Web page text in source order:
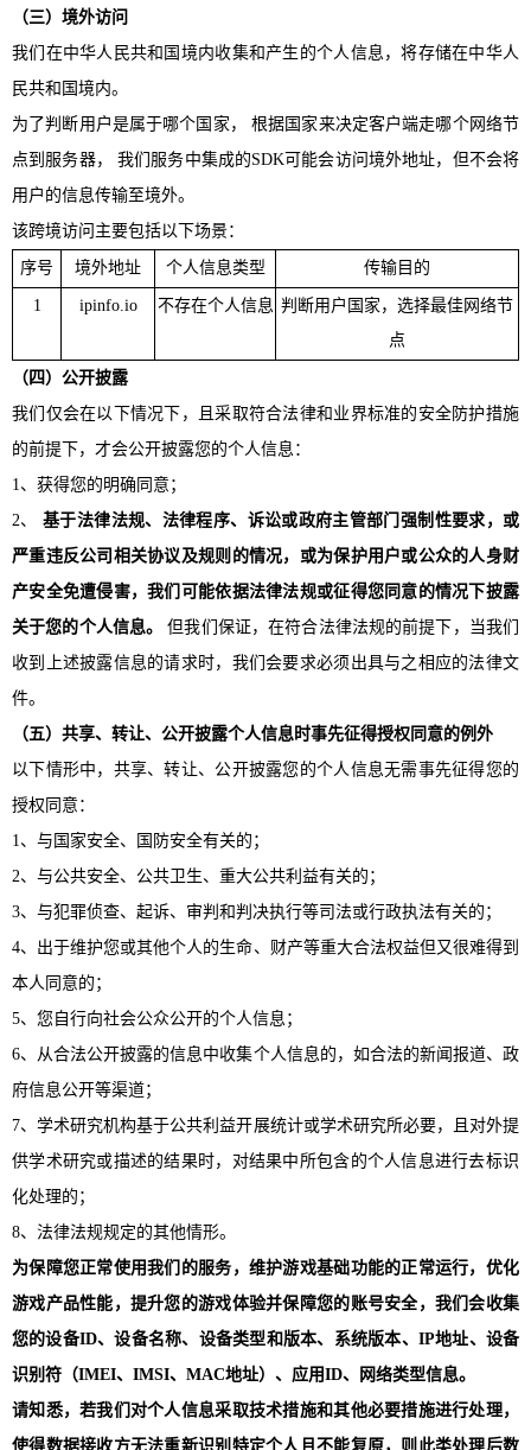
（三） 境外访问
我们在中华人民共和国境内收集和产生的个人信息，将存储在中华人
民共和国境内。
为了判断用户是属于哪个国家，
根据国家来决定客户端走哪个网络节
点到服务器， 我们服务中集成的SDK可能会访问境外地址，但不会将
用户的信息传输至境外。
该跨境访问主要包括以下场景：
序号 境外地址 个人信息类型 传输目的
1 ipinfo.io 不存在个人信息 判断用户国家，选择最佳网络节
点
（四 ） 公开披露
我们仅会在以下情况下，且采取符合法律和业界标准的安全防护措施
的前提下，才会公开披露您的个人信息：
1、获得您的明确同意；
2、
基于法律法规、法律程序、诉讼或政府主管部门强制性要求，或
严重违反公司相关协议及规则的情况，或为保护用户或公众的人身财
产安全免遭侵害，我们可能依据法律法规或征得您同意的情况下披露
关于您的个人信息。
但我们保证，在符合法律法规的前提下，当我们
收到上述披露信息的请求时，我们会要求必须出具与之相应的法律文
件。
（五）共享、转让、公开披露个人信息时事先征得授权同意的例外
以下情形中，共享、转让、公开披露您的个人信息无需事先征得您的
授权同意：
1、与国家安全、国防安全有关的；
2、与公共安全、公共卫生、重大公共利益有关的；
3、与犯罪侦查、起诉、审判和判决执行等司法或行政执法有关的；
4、出于维护您或其他个人的生命、财产等重大合法权益但又很难得到
本人同意的；
5、您自行向社会公众公开的个人信息；
6、从合法公开披露的信息中收集个人信息的，如合法的新闻报道、政
府信息公开等渠道；
7、学术研究机构基于公共利益开展统计或学术研究所必要，且对外提
供学术研究或描述的结果时，对结果中所包含的个人信息进行去标识
化处理的；
8、法律法规规定的其他情形。
为保障您正常使用我们的服务，维护游戏基础功能的正常运行，优化
游戏产品性能，提升您的游戏体验并保障您的账号安全，我们会收集
您的设备ID、设备名称、设备类型和版本、系统版本、IP地址、设备
识别符（IMEI、IMSI、MAC地址）、应用ID、网络类型信息。
请知悉，若我们对个人信息采取技术措施和其他必要措施进行处理，
使得数据接收方无法重新识别特定个人且不能复原，则此类处理后数